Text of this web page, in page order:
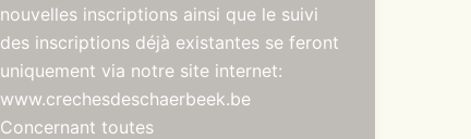
nouvelles inscriptions ainsi que le suivi
des inscriptions déjà existantes se feront
uniquement via notre site internet:
www.crechesdeschaerbeek.be
Concernant toutes